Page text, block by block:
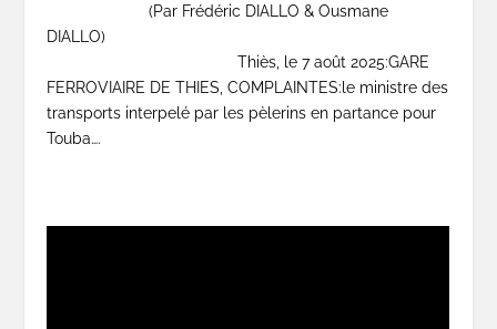
(Par Frédéric DIALLO & Ousmane
DIALLO)
Thiès, le 7 août 2025:GARE
FERROVIAIRE DE THIES, COMPLAINTES:le ministre des
transports interpelé par les pèlerins en partance pour
Touba….